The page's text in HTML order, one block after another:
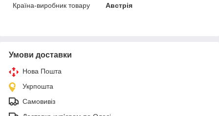
Країна-виробник товару
Австрія
Умови доставки
Нова Пошта
Укрпошта
Самовивіз